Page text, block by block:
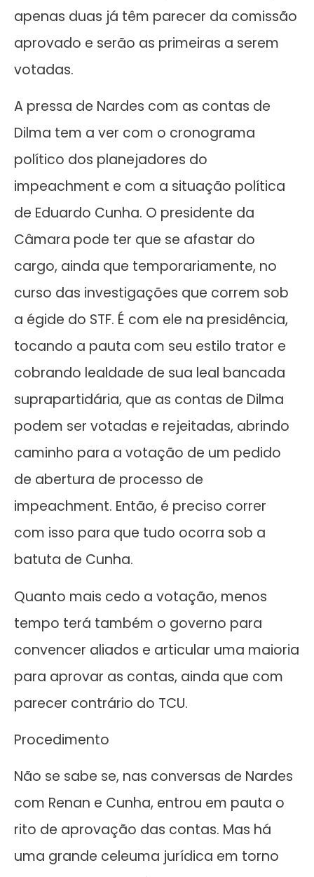
apenas duas já têm parecer da comissão
aprovado e serão as primeiras a serem
votadas.
A pressa de Nardes com as contas de
Dilma tem a ver com o cronograma
político dos planejadores do
impeachment e com a situação política
de Eduardo Cunha. O presidente da
Câmara pode ter que se afastar do
cargo, ainda que temporariamente, no
curso das investigações que correm sob
a égide do STF. É com ele na presidência,
tocando a pauta com seu estilo trator e
cobrando lealdade de sua leal bancada
suprapartidária, que as contas de Dilma
podem ser votadas e rejeitadas, abrindo
caminho para a votação de um pedido
de abertura de processo de
impeachment. Então, é preciso correr
com isso para que tudo ocorra sob a
batuta de Cunha.
Quanto mais cedo a votação, menos
tempo terá também o governo para
convencer aliados e articular uma maioria
para aprovar as contas, ainda que com
parecer contrário do TCU.
Procedimento
Não se sabe se, nas conversas de Nardes
com Renan e Cunha, entrou em pauta o
rito de aprovação das contas. Mas há
uma grande celeuma jurídica em torno